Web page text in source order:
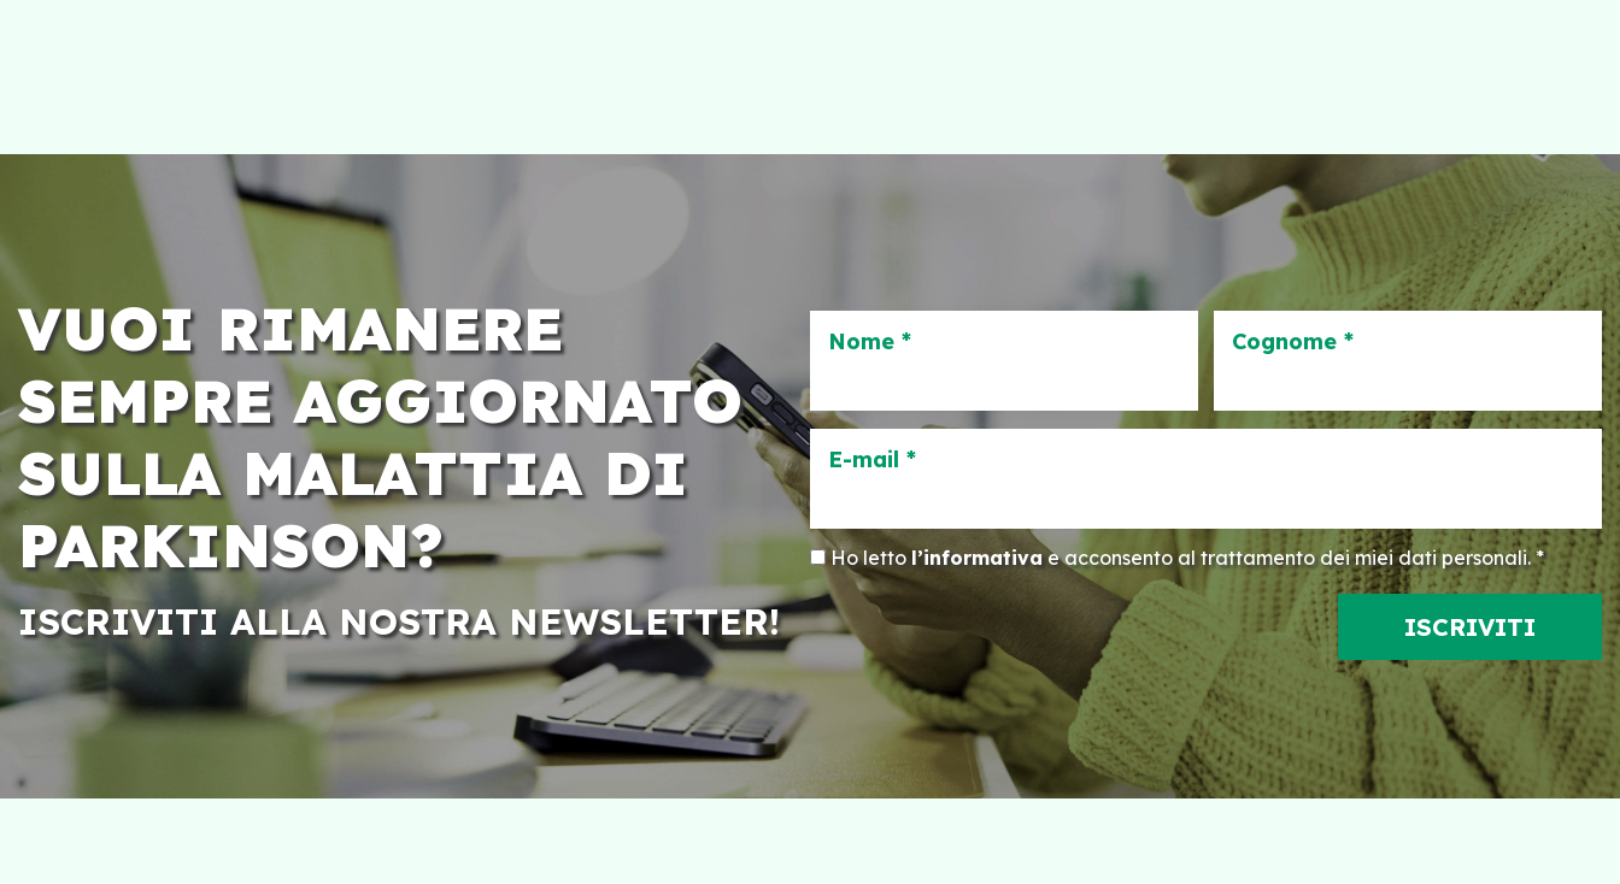
VUOI RIMANERE
SEMPRE AGGIORNATO
SULLA MALATTIA DI
PARKINSON?
ISCRIVITI ALLA NOSTRA NEWSLETTER!
Nome * Cognome *
E-mail *
Ho letto l’informativae acconsento al trattamento dei miei dati personali. *